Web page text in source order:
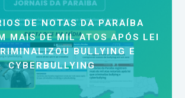
DE NOTAS DA PARAÍBA
MAIS DE MIL ATOS APÓS LEI
BULLYING E
CYBERBULLYING